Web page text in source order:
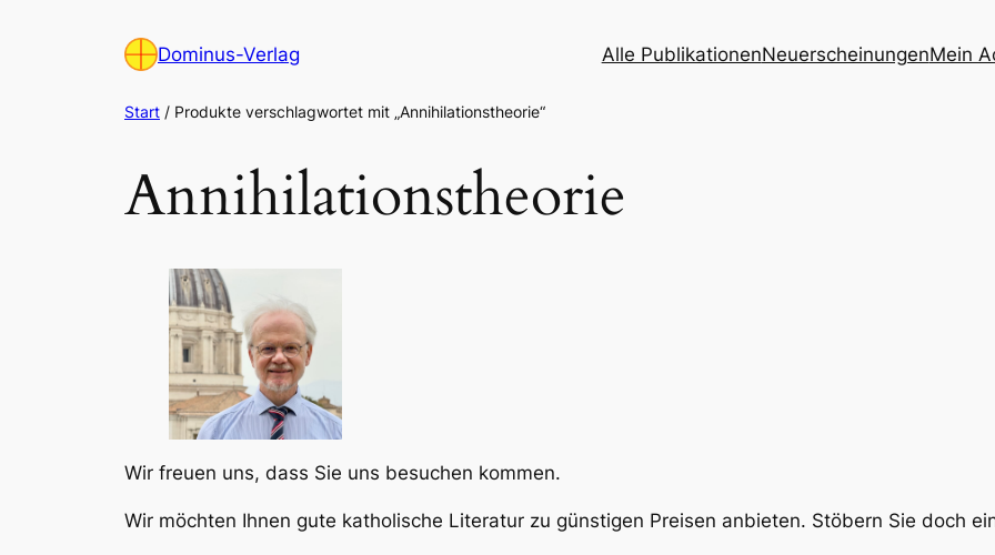
Dominus-Verlag Alle PublikationenNeuerscheinungenMein
Start / Produkte verschlagwortet mit „Annihilationstheorie“
Annihilationstheorie
Wir freuen uns, dass Sie uns besuchen kommen.
Wir möchten Ihnen gute katholische Literatur zu günstigen Preisen anbieten. Stöbern Sie doch